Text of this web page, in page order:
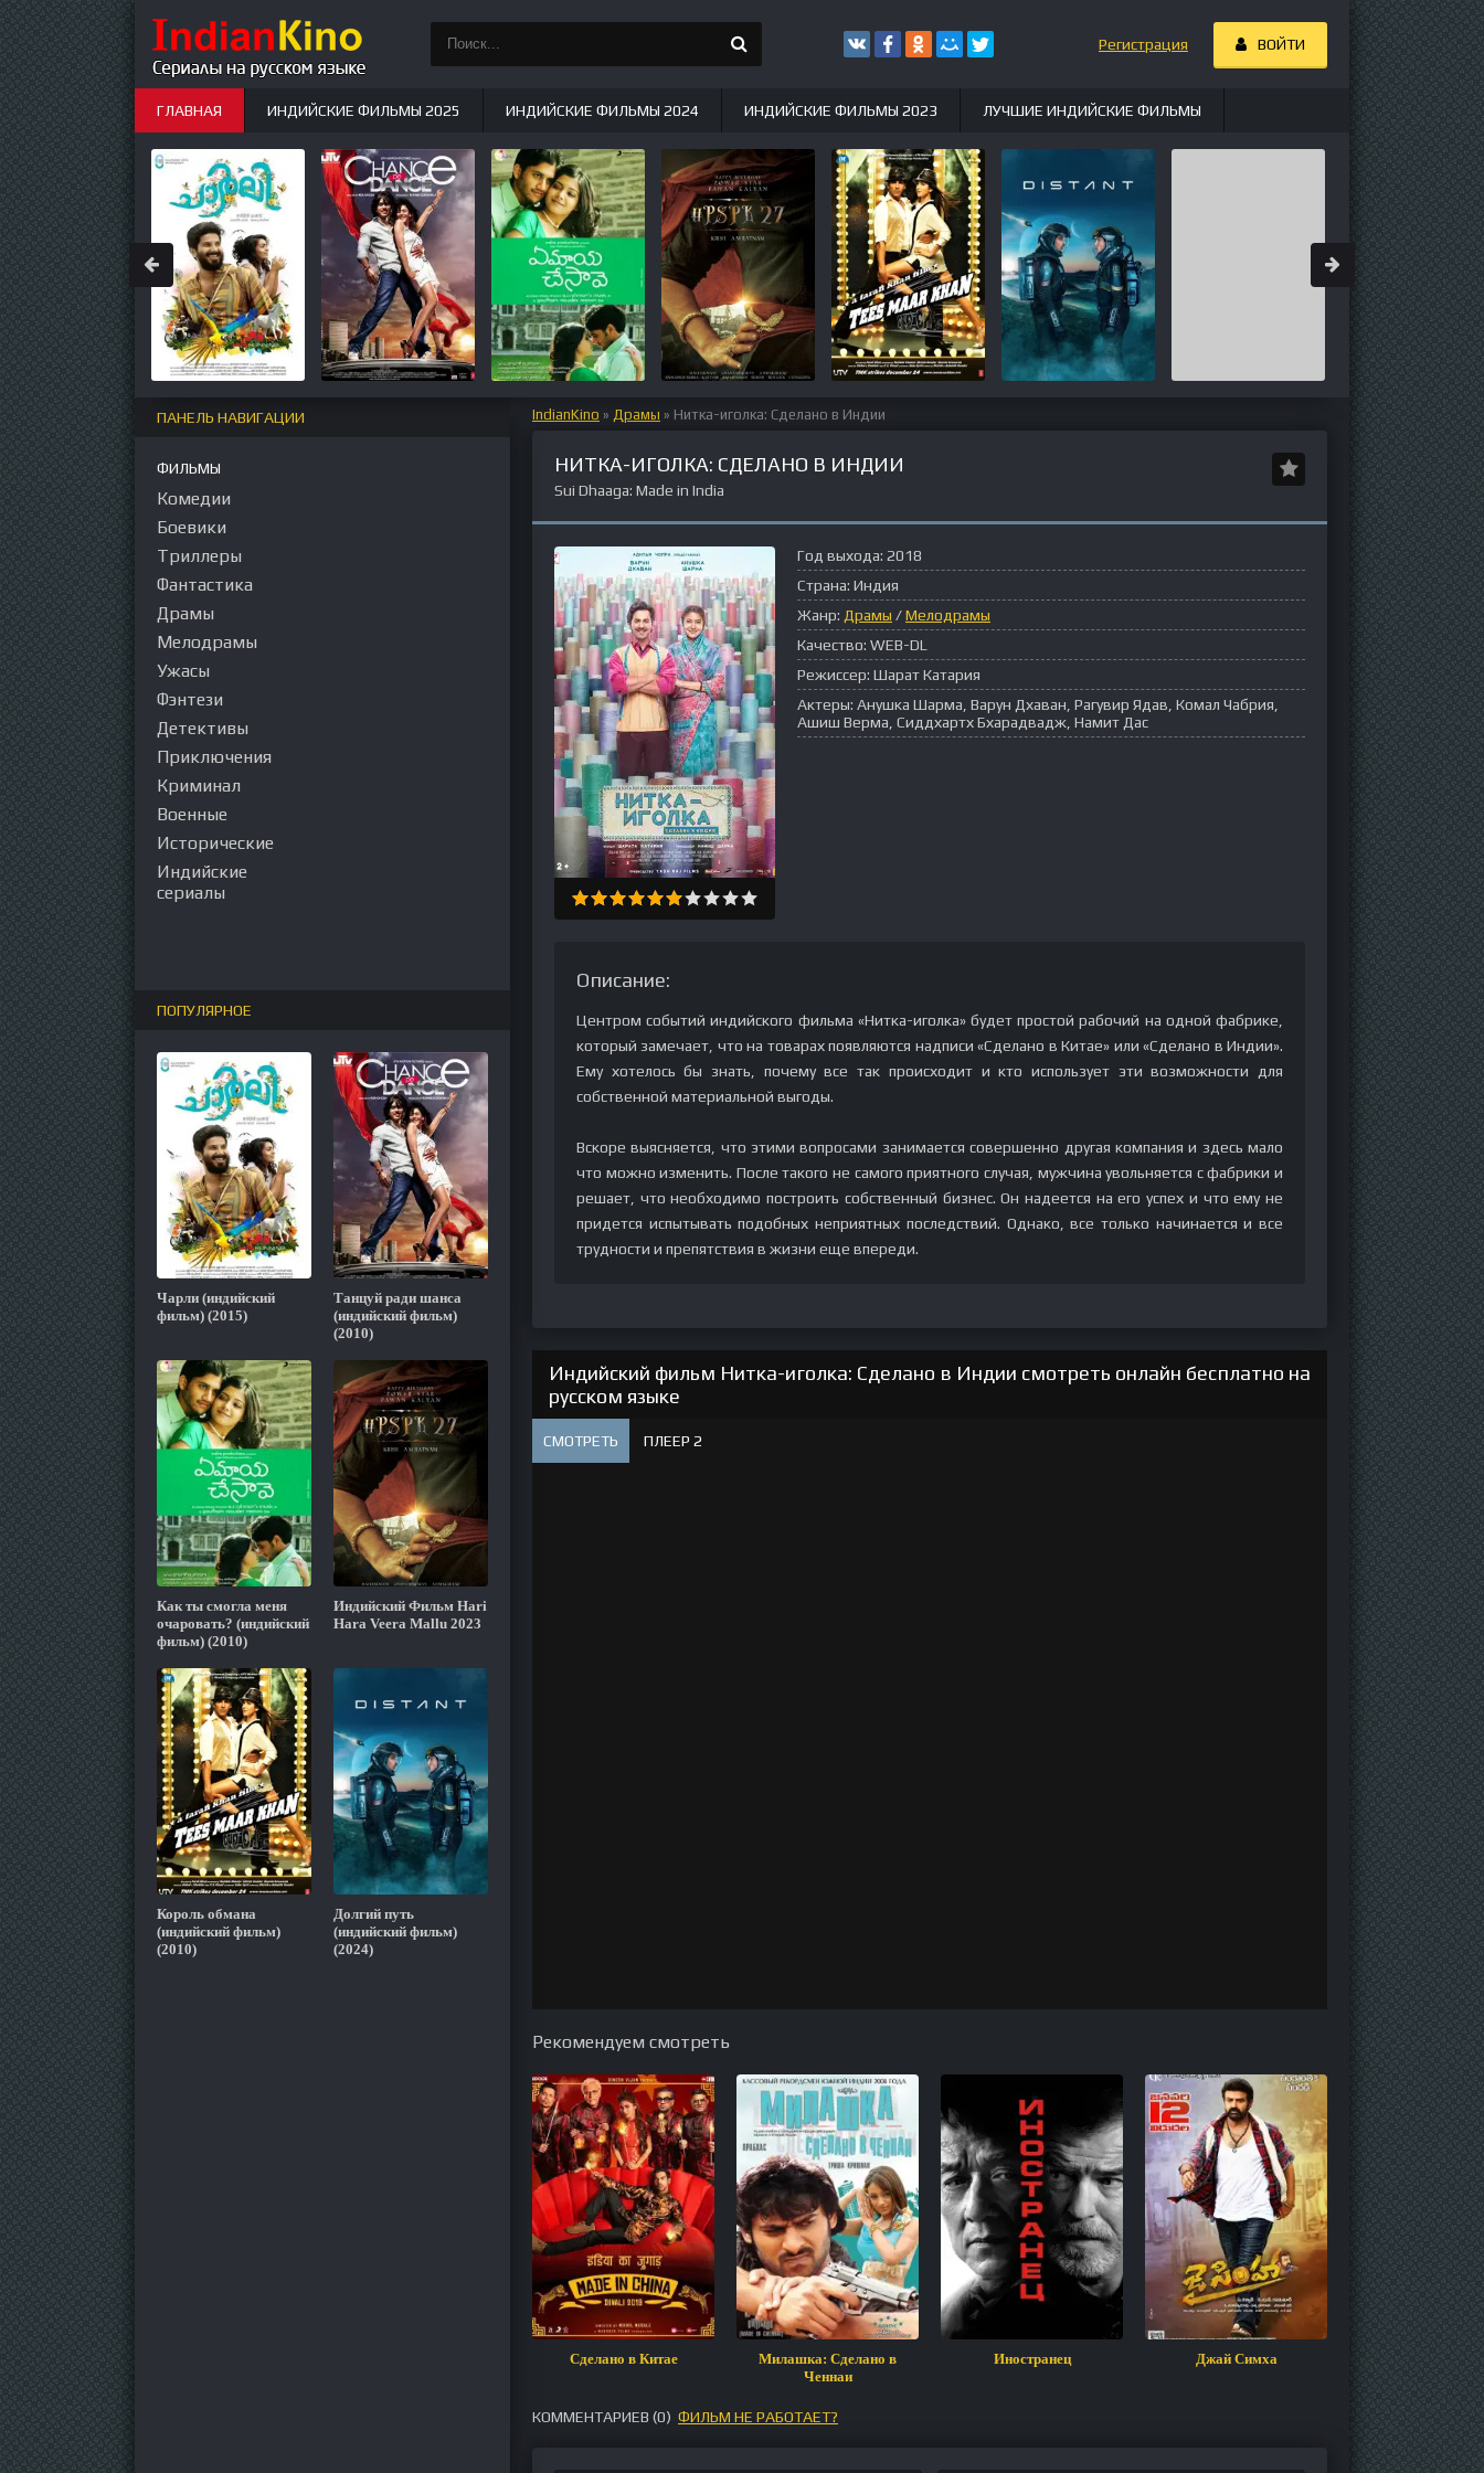
IndianKino » Драмы » Нитка-иголка: Сделано в Индии
НИТКА-ИГОЛКА: СДЕЛАНО В ИНДИИ
Sui Dhaaga: Made in India
Год выхода: 2018
Страна: Индия
Жанр: Драмы /Мелодрамы
Качество: WEB-DL
Режиссер: Шарат Катария
Актеры: Анушка Шарма, Варун Дхаван, Рагувир Ядав, Комал Чабрия,
Ашиш Верма, Сиддхартх Бхарадвадж, Намит Дас
Описание:
Центром событий индийского фильма «Нитка-иголка» будет простой рабочий на одной фабрике,
который замечает, что на товарах появляются надписи «Сделано в Китае» или «Сделано в Индии».
Ему хотелось бы знать, почему все так происходит и кто использует эти возможности для
собственной материальной выгоды.
Вскоре выясняется, что этими вопросами занимается совершенно другая компания и здесь мало
что можно изменить. После такого не самого приятного случая, мужчина увольняется с фабрики и
решает, что необходимо построить собственный бизнес. Он надеется на его успех и что ему не
придется испытывать подобных неприятных последствий. Однако, все только начинается и все
трудности и препятствия в жизни еще впереди.
Индийский фильм Нитка-иголка: Сделано в Индии смотреть онлайн бесплатно на
русском языке
СМОТРЕТЬ ПЛЕЕР 2
Рекомендуем смотреть
Сделано в Китае
Милашка: Сделано в
Ченнаи
Иностранец Джай Симха Вчера, сегодня,
КОММЕНТАРИЕВ (0) ФИЛЬМ НЕ РАБОТАЕТ?
ПАНЕЛЬ НАВИГАЦИИ
ФИЛЬМЫ
Комедии
Боевики
Триллеры
Фантастика
Драмы
Мелодрамы
Ужасы
Фэнтези
Детективы
Приключения
Криминал
Военные
Исторические
Индийские
сериалы
ПОПУЛЯРНОЕ
Чарли (индийский
фильм) (2015)
Танцуй ради шанса
(индийский фильм)
(2010)
Как ты смогла меня
очаровать? (индийский
фильм) (2010)
Индийский Фильм Hari
Hara Veera Mallu 2023
Король обмана
(индийский фильм)
(2010)
Долгий путь
(индийский фильм)
(2024)
Регистрация ВОЙТИ
ГЛАВНАЯ ИНДИЙСКИЕ ФИЛЬМЫ 2025 ИНДИЙСКИЕ ФИЛЬМЫ 2024 ИНДИЙСКИЕ ФИЛЬМЫ 2023 ЛУЧШИЕ ИНДИЙСКИЕ ФИЛЬМЫ
ИНДИЙСКИЕ СЕРИАЛЫ НОВЫЕ